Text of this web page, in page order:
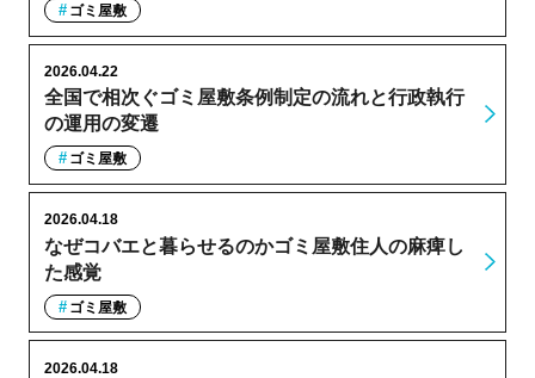
ゴミ屋敷
全国で相次ぐゴミ屋敷条例制定の流れと行政執行
の運用の変遷
2026.04.22
ゴミ屋敷
なぜコバエと暮らせるのかゴミ屋敷住人の麻痺し
た感覚
2026.04.18
ゴミ屋敷
2026.04.18